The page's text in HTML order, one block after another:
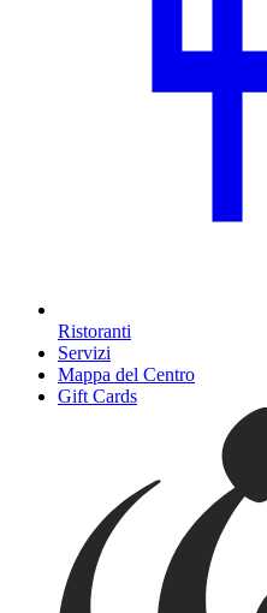
Ristoranti
Servizi
Mappa del Centro
Gift Cards